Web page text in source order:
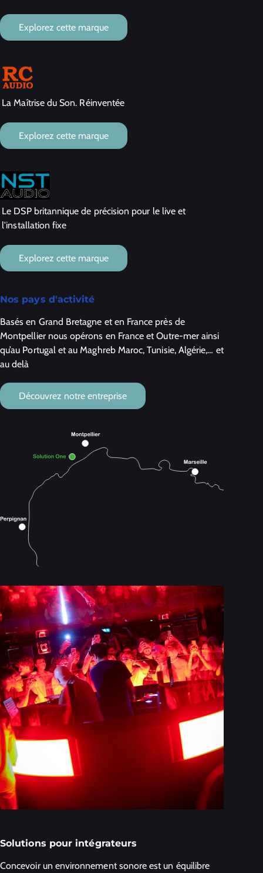
Explorez cette marque
La Maîtrise du Son. Réinventée
Explorez cette marque
Le DSP britannique de précision pour le live et
l'installation fixe
Explorez cette marque
Nos pays d'activité
Basés en Grand Bretagne et en France près de
Montpellier nous opérons en France et Outre-mer ainsi
qu’au Portugal et au Maghreb Maroc, Tunisie, Algérie,… et
au delà
Découvrez notre entreprise
Solutions pour intégrateurs
Concevoir un environnement sonore est un équilibre